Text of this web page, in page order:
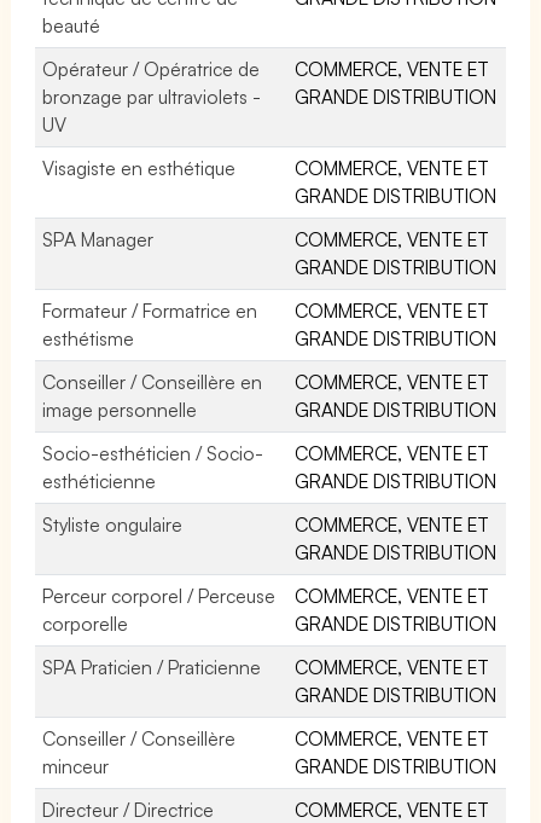
beauté
Opérateur / Opératrice de
bronzage par ultraviolets -
UV
COMMERCE, VENTE ET
GRANDE DISTRIBUTION
Visagiste en esthétique
COMMERCE, VENTE ET
GRANDE DISTRIBUTION
SPA Manager
COMMERCE, VENTE ET
GRANDE DISTRIBUTION
Formateur / Formatrice en
esthétisme
COMMERCE, VENTE ET
GRANDE DISTRIBUTION
Conseiller / Conseillère en
image personnelle
COMMERCE, VENTE ET
GRANDE DISTRIBUTION
Socio-esthéticien / Socio-
esthéticienne
COMMERCE, VENTE ET
GRANDE DISTRIBUTION
Styliste ongulaire
COMMERCE, VENTE ET
GRANDE DISTRIBUTION
Perceur corporel / Perceuse
corporelle
COMMERCE, VENTE ET
GRANDE DISTRIBUTION
SPA Praticien / Praticienne
COMMERCE, VENTE ET
GRANDE DISTRIBUTION
Conseiller / Conseillère
minceur
COMMERCE, VENTE ET
GRANDE DISTRIBUTION
Directeur / Directrice
COMMERCE, VENTE ET